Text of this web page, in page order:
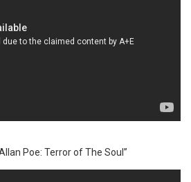
Poe: Terror of The Soul”